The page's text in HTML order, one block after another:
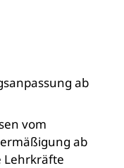
ab
vom
ab
Lehrkräfte